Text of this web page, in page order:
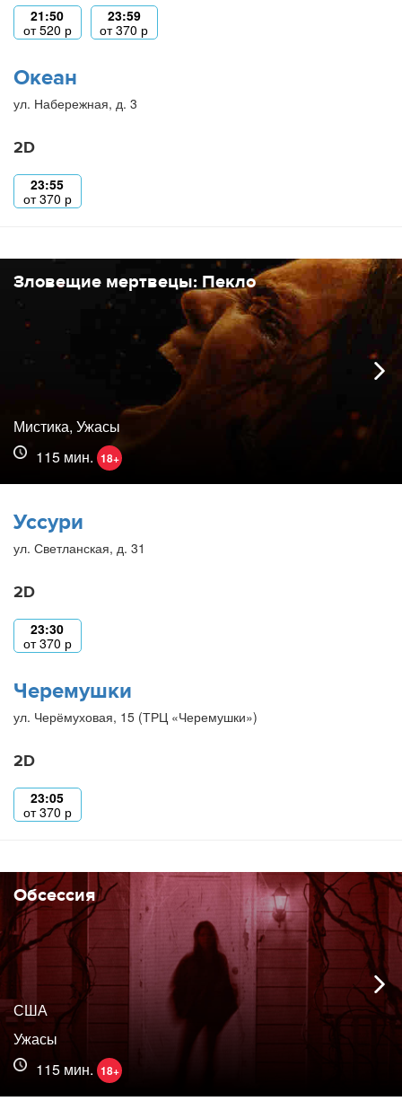
21:50
от520 р
23:59
от370 р
Океан
ул. Набережная, д. 3
2D
23:55
от370 р
Зловещие мертвецы: Пекло
Мистика, Ужасы
115 мин. 18+
Уссури
ул. Светланская, д. 31
2D
23:30
от370 р
Черемушки
ул. Черёмуховая, 15 (ТРЦ «Черемушки»)
2D
23:05
от370 р
Обсессия
США
Ужасы
115 мин. 18+